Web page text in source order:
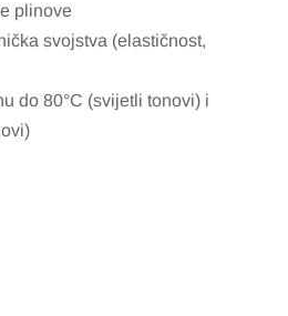
plinove
svojstva (elastičnost,
do 80°C (svijetli tonovi) i